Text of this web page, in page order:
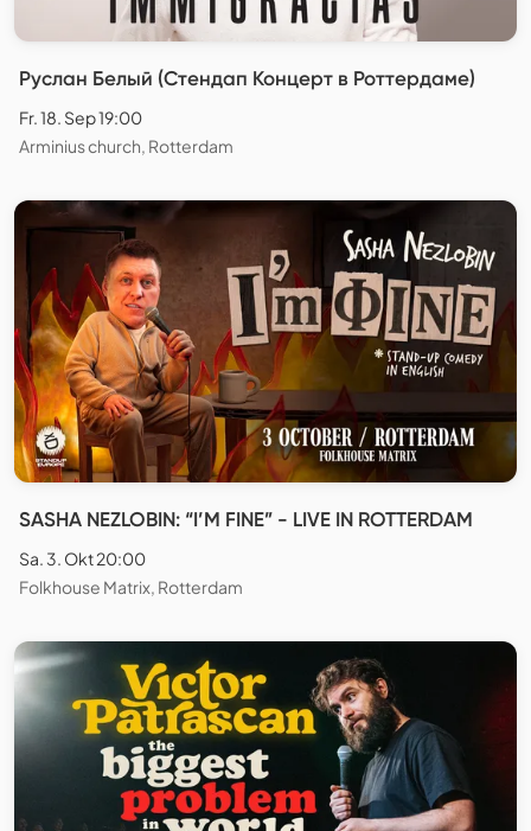
Руслан Белый (Стендап Концерт в Роттердаме)
Fr. 18. Sep 19:00
Arminius church, Rotterdam
SASHA NEZLOBIN: “I’M FINE” - LIVE IN ROTTERDAM
Sa. 3. Okt 20:00
Folkhouse Matrix, Rotterdam